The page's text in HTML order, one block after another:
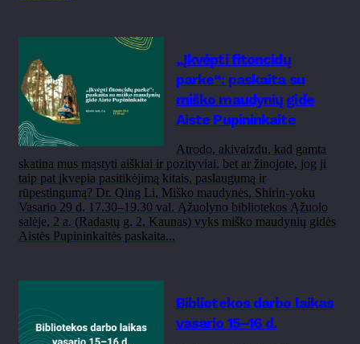
„Įkvėpti fitoncidų
parke“: paskaita su
miško maudynių gide
Aiste Pupininkaite
Atrodo, akivaizdu, kad gamta
skatina mus mąstyti aiškiai ir pozityviai, bet ar žinojote, jog ji
taip pat įkvepia pasitikėjimą kitais, paslaugumą ir
rūpestingumą? Dr. Qing Li, Miško maudynės, Shirin-yoku
Vasario 29 d. 17.30–19.30 val. Ąžuolyno bibliotekos Ąžuolo
salėje, 2 a. (Radastų g. 2, Kaunas) vyks miško maudynių gidės
Aistės Pupininkaitės paskaita...
Bibliotekos darbo laikas
vasario 15–16 d.